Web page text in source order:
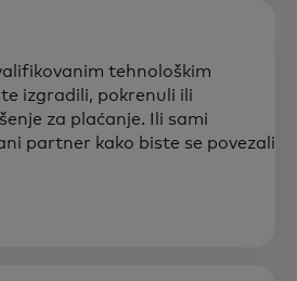
tehnološkim
izgradili, pokrenuli ili
za plaćanje. Ili sami
partner kako biste se povezali